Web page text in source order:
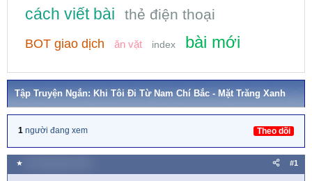
cách viết bài
thẻ điện thoại
BOT giao dịch ăn vặt index bài mới
Tập Truyện Ngắn: Khi Tôi Đi Từ Nam Chí Bắc - Mặt Trăng Xanh
1 người đang xem Theo dõi
★ #1